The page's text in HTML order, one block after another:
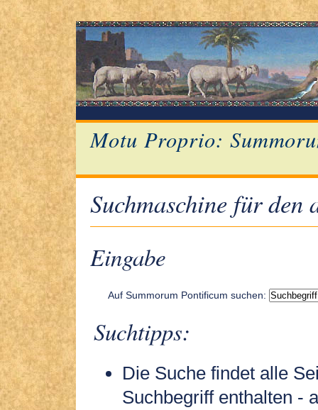
Motu Proprio:
Suchmaschine für den
Eingabe
Auf Summorum Pontificum suchen:
Suchtipps:
Die Suche findet alle
Suchbegriff enthalten -